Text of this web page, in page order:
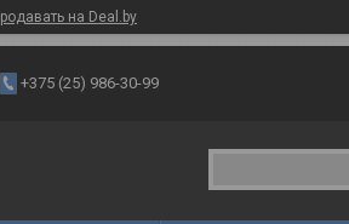
на Deal.by
+375 (25) 986-30-99